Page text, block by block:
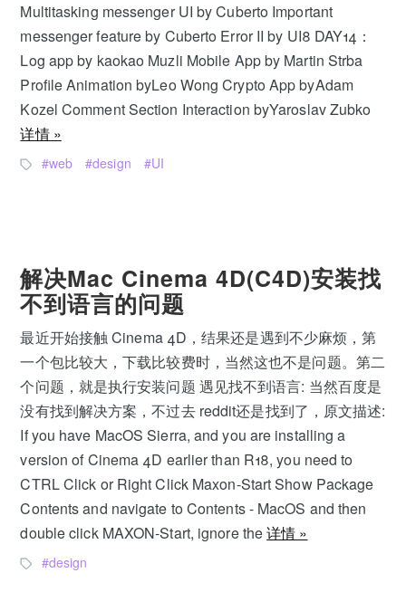
Multitasking messenger UI by Cuberto Important
messenger feature by Cuberto Error II by UI8 DAY14：
Log app by kaokao Muzli Mobile App by Martin Strba
Profile Animation byLeo Wong Crypto App byAdam
Kozel Comment Section Interaction byYaroslav Zubko
详情 »
web design UI
解决Mac Cinema 4D(C4D)安装找
不到语言的问题
最近开始接触 Cinema 4D，结果还是遇到不少麻烦，第
一个包比较大，下载比较费时，当然这也不是问题。第二
个问题，就是执行安装问题 遇见找不到语言: 当然百度是
没有找到解决方案，不过去 reddit还是找到了，原文描述:
If you have MacOS Sierra, and you are installing a
version of Cinema 4D earlier than R18, you need to
CTRL Click or Right Click Maxon-Start Show Package
Contents and navigate to Contents - MacOS and then
double click MAXON-Start, ignore the详情 »
design